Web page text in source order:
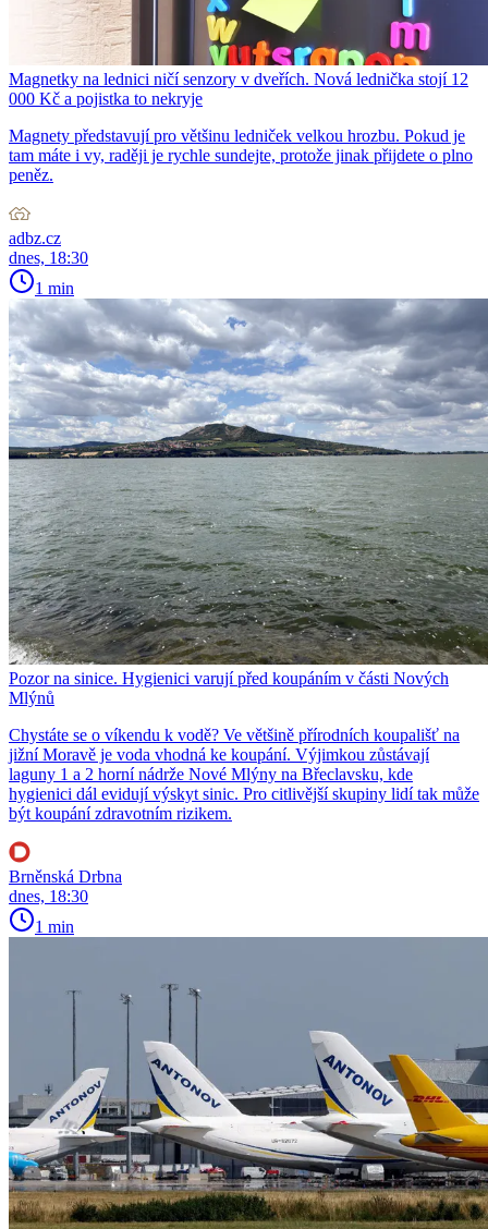
Magnetky na lednici ničí senzory v dveřích. Nová lednička stojí 12
000 Kč a pojistka to nekryje
Magnety představují pro většinu ledniček velkou hrozbu. Pokud je
tam máte i vy, raději je rychle sundejte, protože jinak přijdete o plno
peněz.
adbz.cz
dnes, 18:30
1 min
Pozor na sinice. Hygienici varují před koupáním v části Nových
Mlýnů
Chystáte se o víkendu k vodě? Ve většině přírodních koupališť na
jižní Moravě je voda vhodná ke koupání. Výjimkou zůstávají
laguny 1 a 2 horní nádrže Nové Mlýny na Břeclavsku, kde
hygienici dál evidují výskyt sinic. Pro citlivější skupiny lidí tak může
být koupání zdravotním rizikem.
Brněnská Drbna
dnes, 18:30
1 min